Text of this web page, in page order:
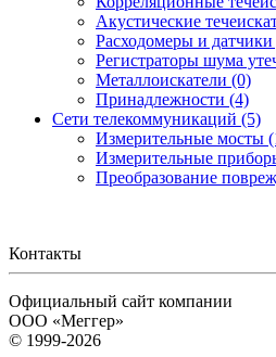
Акустические
Расходомеры и
Регистраторы шума
Металлоискатели (0)
Принадлежности (4)
Сети телекоммуникаций (5)
Измерительные мосты
Измерительные
Преобразование
Контакты
Официальный сайт компании
ООО «Меггер»
© 1999-2026